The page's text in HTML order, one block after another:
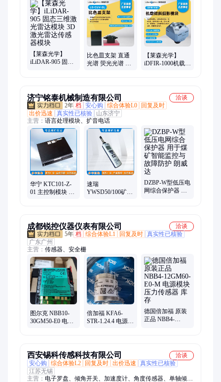
【莱森光学】
iLiDAR-905 固态
比色皿支架 直通
光谱 荧光光谱 双
【莱森光学】
iDFIR-1000机载倾
济宁铭泰机械制造有限公司
洽谈
2年 档 安心购 综合体验L0
回复及时
出价迅速
真实性已核验
山东济宁
主营： 语言处理模块、扩音电话
华宁 KTC101-Z-
01 主控制模块 支
速瑞
YWSD50/100矿用
DZBP-W型低压电
网综合保护器 用
成都锐控仪器仪表有限公司
洽谈
5年 档 综合体验L1 回复及时 真实性已核验
广东广州
主营： 传感器、安全栅
图尔克 NBB10-
30GM50-E0 电源
倍加福 KFA6-
STR-1.24.4 电源模
德国倍加福 原装
正品 NBB4-
西安锡科传感科技有限公司
洽谈
安心购
综合体验L2 回复及时 出价迅速
真实性已核验
江苏无锡
主营： 电子罗盘、倾角开关、加速度计、角度传感器、单轴倾角